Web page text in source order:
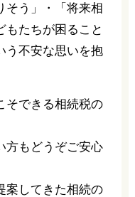
そう」・「将来相
もたちが困ること
う不安な思いを抱
そできる相続税の
方もどうぞご安心
案してきた相続の